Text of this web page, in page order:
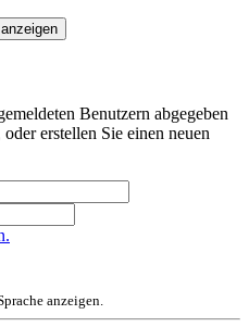
Benutzern abgegeben
erstellen Sie einen neuen
anzeigen.